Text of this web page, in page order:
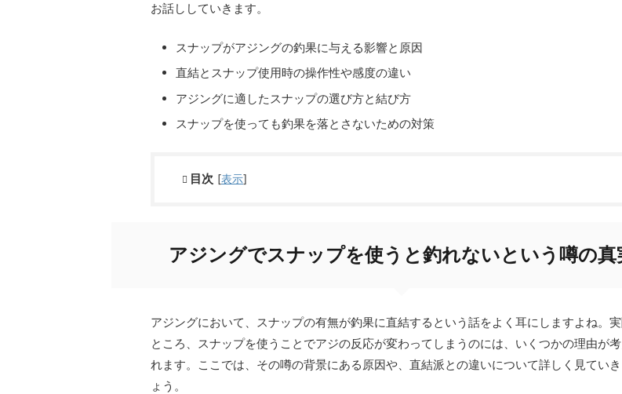
お話ししていきます。
スナップがアジングの釣果に与える影響と原因
直結とスナップ使用時の操作性や感度の違い
アジングに適したスナップの選び方と結び方
スナップを使っても釣果を落とさないための対策
目次 [表示]
アジングでスナップを使うと釣れないという噂の真
アジングにおいて、スナップの有無が釣果に直結するという話をよく耳にしますよね。
ところ、スナップを使うことでアジの反応が変わってしまうのには、いくつかの理由が
れます。ここでは、その噂の背景にある原因や、直結派との違いについて詳しく見てい
ょう。